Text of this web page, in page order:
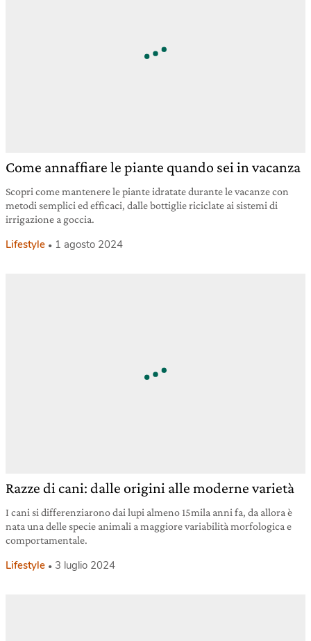
Come annaffiare le piante quando sei in vacanza
Scopri come mantenere le piante idratate durante le vacanze con
metodi semplici ed efficaci, dalle bottiglie riciclate ai sistemi di
irrigazione a goccia.
Lifestyle 1 agosto 2024
Razze di cani: dalle origini alle moderne varietà
I cani si differenziarono dai lupi almeno 15mila anni fa, da allora è
nata una delle specie animali a maggiore variabilità morfologica e
comportamentale.
Lifestyle 3 luglio 2024